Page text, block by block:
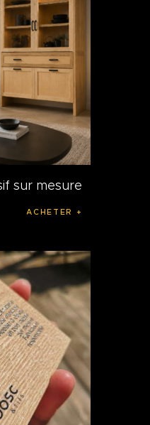
sur mesure
ACHETER